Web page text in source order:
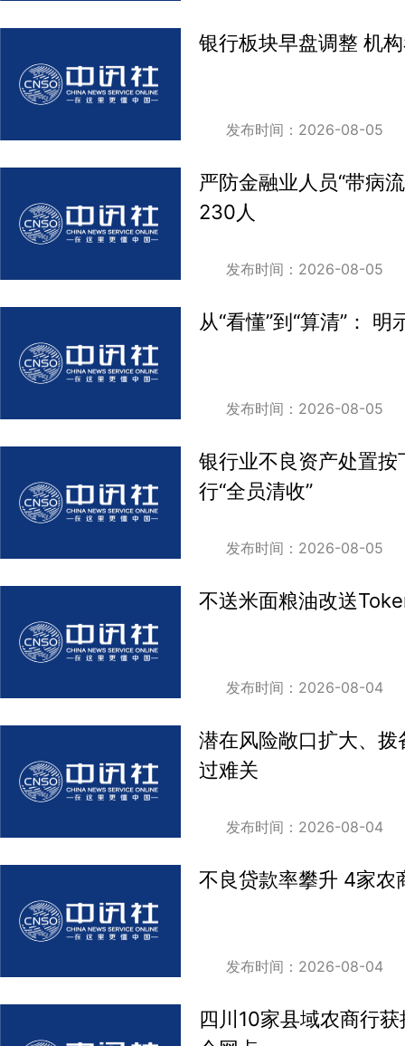
银行板块早盘调整 机
发布时间：2026-08-05
严防金融业人员“带病
230人
发布时间：2026-08-05
从“看懂”到“算清”：
发布时间：2026-08-05
银行业不良资产处置按
行“全员清收”
发布时间：2026-08-05
不送米面粮油改送
发布时间：2026-08-04
潜在风险敞口扩大、拨
过难关
发布时间：2026-08-04
不良贷款率攀升 4家农
发布时间：2026-08-04
四川10家县域农商行